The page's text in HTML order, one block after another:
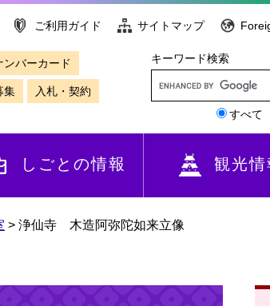
ご利用ガイド サイトマップ
ンバーカード
集 入札・契約
キーワード検索
すべて
しごとの情報 観光情
> 浄仙寺 木造阿弥陀如来立像